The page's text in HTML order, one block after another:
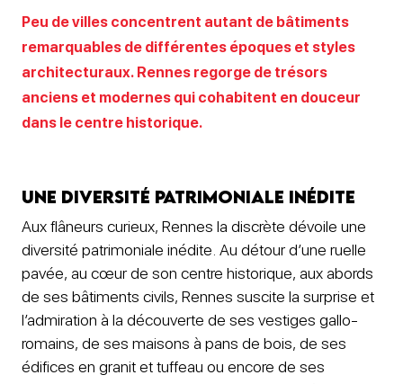
Peu de villes concentrent autant de bâtiments
remarquables de différentes époques et styles
architecturaux. Rennes regorge de trésors
anciens et modernes qui cohabitent en douceur
dans le centre historique.
Une diversité patrimoniale inédite
Aux flâneurs curieux, Rennes la discrète dévoile une
diversité patrimoniale inédite. Au détour d’une ruelle
pavée, au cœur de son centre historique, aux abords
de ses bâtiments civils, Rennes suscite la surprise et
l’admiration à la découverte de ses vestiges gallo-
romains, de ses maisons à pans de bois, de ses
édifices en granit et tuffeau ou encore de ses